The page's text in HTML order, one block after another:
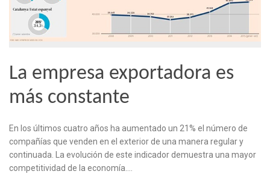
La empresa exportadora es
más constante
En los últimos cuatro años ha aumentado un 21% el número de
compañías que venden en el exterior de una manera regular y
continuada. La evolución de este indicador demuestra una mayor
competitividad de la economía….